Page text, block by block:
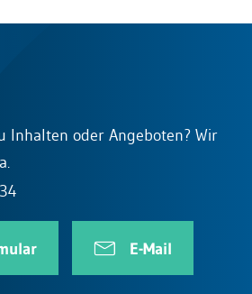
Inhalten oder Angeboten? Wir
E-Mail